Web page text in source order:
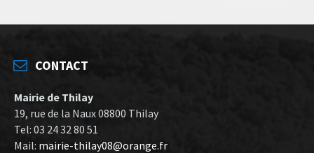
CONTACT
Mairie de Thilay
19, rue de la Naux 08800 Thilay
Tel: 03 24 32 80 51
Mail: mairie-thilay08@orange.fr